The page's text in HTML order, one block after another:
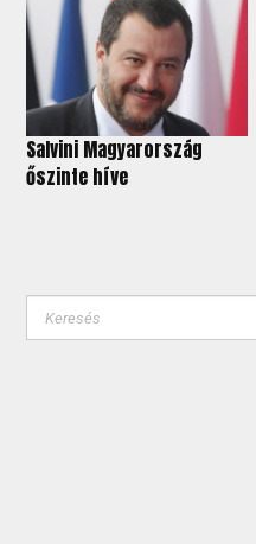
Salvini Magyarország
őszinte híve